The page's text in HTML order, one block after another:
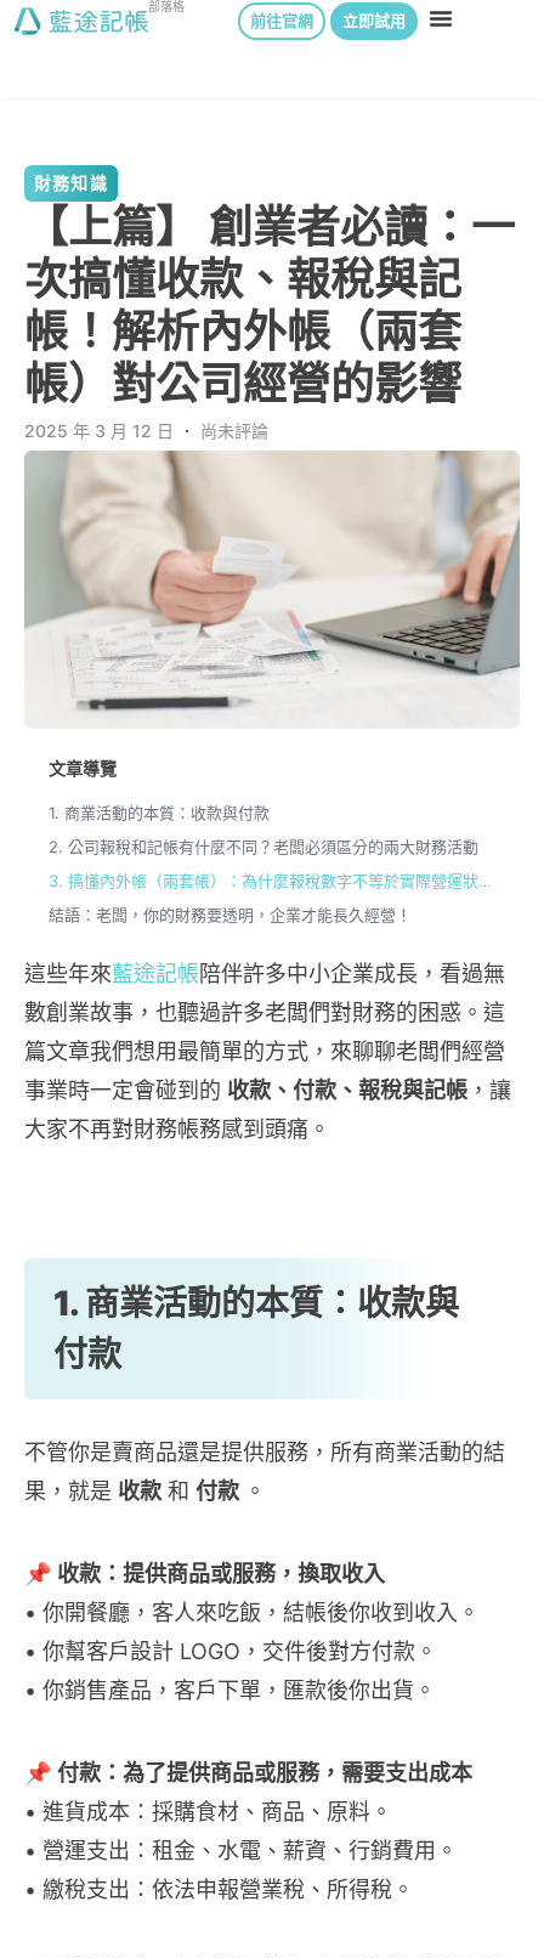
部落格
前往官網 立即試用
財務知識
【上篇】 創業者必讀：一
次搞懂收款、報稅與記
帳！解析內外帳（兩套
帳）對公司經營的影響
2025 年 3 月 12 日 ． 尚未評論
文章導覽
1. 商業活動的本質：收款與付款
2. 公司報稅和記帳有什麼不同？老闆必須區分的兩大財務活動
3. 搞懂內外帳（兩套帳）：為什麼報稅數字不等於實際營運狀況？
結語：老闆，你的財務要透明，企業才能長久經營！
這些年來藍途記帳陪伴許多中小企業成長，看過無
數創業故事，也聽過許多老闆們對財務的困惑。這
篇文章我們想用最簡單的方式，來聊聊老闆們經營
事業時一定會碰到的 收款、付款、報稅與記帳 ，讓
大家不再對財務帳務感到頭痛。
1. 商業活動的本質：收款與
付款
不管你是賣商品還是提供服務，所有商業活動的結
果，就是 收款 和 付款 。
📌 收款：提供商品或服務，換取收入
• 你開餐廳，客人來吃飯，結帳後你收到收入。
• 你幫客戶設計 LOGO，交件後對方付款。
• 你銷售產品，客戶下單，匯款後你出貨。
📌 付款：為了提供商品或服務，需要支出成本
• 進貨成本：採購食材、商品、原料。
• 營運支出：租金、水電、薪資、行銷費用。
• 繳稅支出：依法申報營業稅、所得稅。